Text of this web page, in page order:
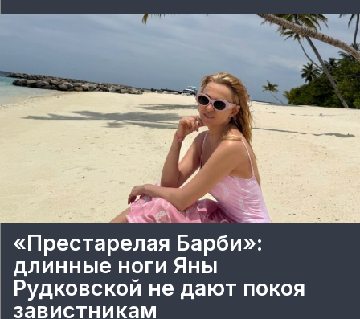
«Престарелая Барби»:
длинные ноги Яны
Рудковской не дают покоя
завистникам